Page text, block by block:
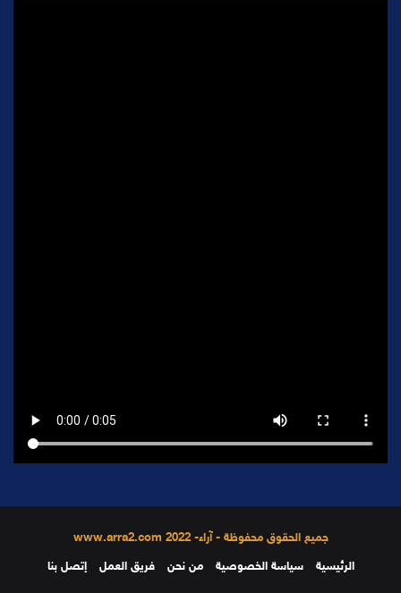
جميع الحقوق محفوظة - آراء- 2022 www.arra2.com
الرئيسية
سياسة الخصوصية من نحن فريق العمل إتصل بنا